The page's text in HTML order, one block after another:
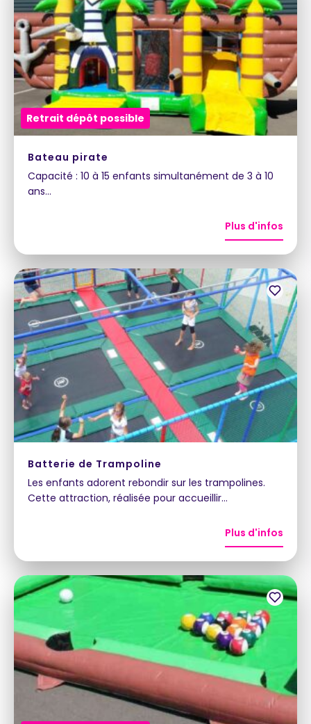
Retrait dépôt possible
Bateau pirate
Capacité : 10 à 15 enfants simultanément de 3 à 10
ans…
Plus d'infos
Batterie de Trampoline
Les enfants adorent rebondir sur les trampolines.
Cette attraction, réalisée pour accueillir…
Plus d'infos
Maurice
Configurateur IA · En ligne